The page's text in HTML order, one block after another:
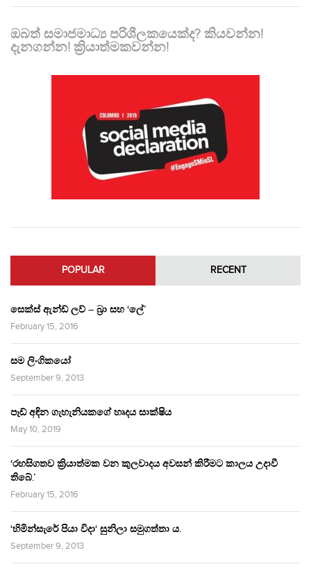
ඔබත් සමාජමාධ්‍ය පරිශීලකයෙක්ද? කියවන්න!
දැනගන්න! ක්‍රියාත්මකවන්න!
POPULAR RECENT
සෙක්ස් ඇන්ඩ් ලව් – බ්‍රා සහ ‘ලේ’
February 15, 2016
සම ලිංගිකයෝ
September 9, 2013
පෑඩ් අඳින ගැහැනියකගේ හෘදය සාක්ෂිය
May 10, 2019
‘රහසිගතව ක්‍රියාත්මක වන කුලවාදය අවසන් කිරීමට කාලය උදාවී
තිබේ.’
February 15, 2016
‘හිමින්සැරේ පියා විදා‘ සුනිලා සමුගත්තා ය.
September 9, 2013